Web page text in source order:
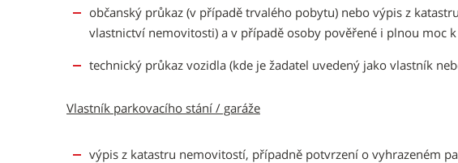
občanský průkaz (v případě trvalého pobytu) nebo výpis z
vlastnictví nemovitosti) a v případě osoby pověřené i plnou moc
technický průkaz vozidla (kde je žadatel uvedený jako vlastník
Vlastník parkovacího stání / garáže
výpis z katastru nemovitostí, případně potvrzení o vyhrazeném